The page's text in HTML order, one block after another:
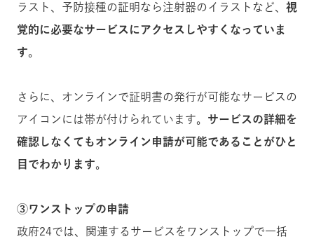
ラスト、予防接種の証明なら注射器のイラストなど、 視
覚的に必要なサービスにアクセスしやすくなっていま
す。
さらに、オンラインで証明書の発行が可能なサービスの
アイコンには帯が付けられています。 サービスの詳細を
確認しなくてもオンライン申請が可能であることがひと
目でわかります。
③ワンストップの申請
政府24では、関連するサービスをワンストップで一括